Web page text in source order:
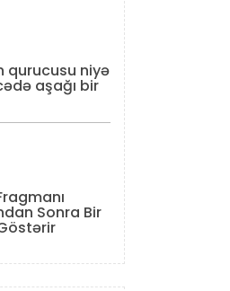
qurucusu niyə
aşağı bir
Sonra Bir